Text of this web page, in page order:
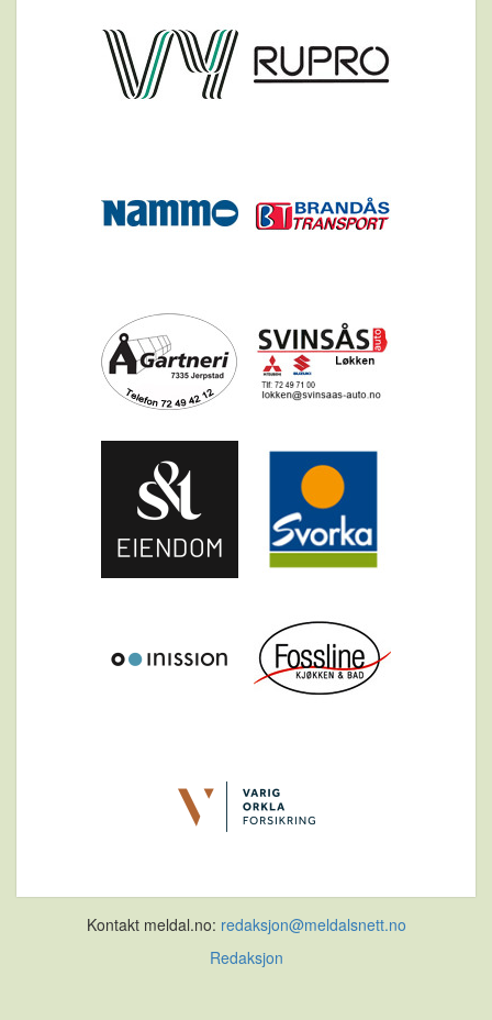
Kontakt meldal.no: redaksjon@meldalsnett.no
Redaksjon